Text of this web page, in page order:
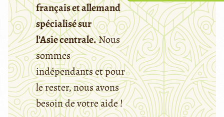
français et allemand
spécialisé sur
l’Asie centrale.Nous
sommes
indépendants et pour
le rester, nous avons
besoin de votre aide !